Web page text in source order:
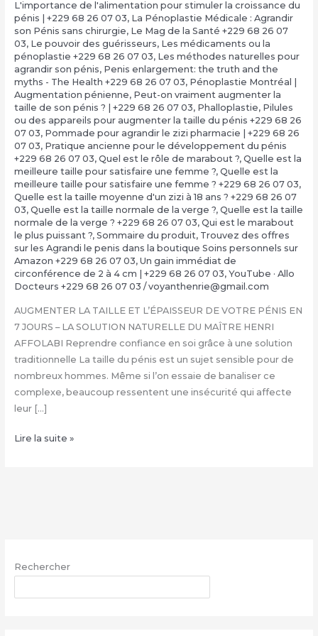
L'importance de l'alimentation pour stimuler la croissance du
pénis | +229 68 26 07 03, La Pénoplastie Médicale : Agrandir
son Pénis sans chirurgie, Le Mag de la Santé +229 68 26 07
03, Le pouvoir des guérisseurs, Les médicaments ou la
pénoplastie +229 68 26 07 03, Les méthodes naturelles pour
agrandir son pénis, Penis enlargement: the truth and the
myths - The Health +229 68 26 07 03, Pénoplastie Montréal |
Augmentation pénienne, Peut-on vraiment augmenter la
taille de son pénis ? | +229 68 26 07 03, Phalloplastie, Pilules
ou des appareils pour augmenter la taille du pénis +229 68 26
07 03, Pommade pour agrandir le zizi pharmacie | +229 68 26
07 03, Pratique ancienne pour le développement du pénis
+229 68 26 07 03, Quel est le rôle de marabout ?, Quelle est la
meilleure taille pour satisfaire une femme ?, Quelle est la
meilleure taille pour satisfaire une femme ? +229 68 26 07 03,
Quelle est la taille moyenne d'un zizi à 18 ans ? +229 68 26 07
03, Quelle est la taille normale de la verge ?, Quelle est la taille
normale de la verge ? +229 68 26 07 03, Qui est le marabout
le plus puissant ?, Sommaire du produit, Trouvez des offres
sur les Agrandi le penis dans la boutique Soins personnels sur
Amazon +229 68 26 07 03, Un gain immédiat de
circonférence de 2 à 4 cm | +229 68 26 07 03, YouTube · Allo
Docteurs +229 68 26 07 03 /voyanthenrie@gmail.com
AUGMENTER LA TAILLE ET L’ÉPAISSEUR DE VOTRE PÉNIS EN
7 JOURS – LA SOLUTION NATURELLE DU MAÎTRE HENRI
AFFOLABI Reprendre confiance en soi grâce à une solution
traditionnelle La taille du pénis est un sujet sensible pour de
nombreux hommes. Même si l’on essaie de banaliser ce
complexe, beaucoup ressentent une insécurité qui affecte
leur […]
COMMENT
68
07
Lire la suite »
Rechercher